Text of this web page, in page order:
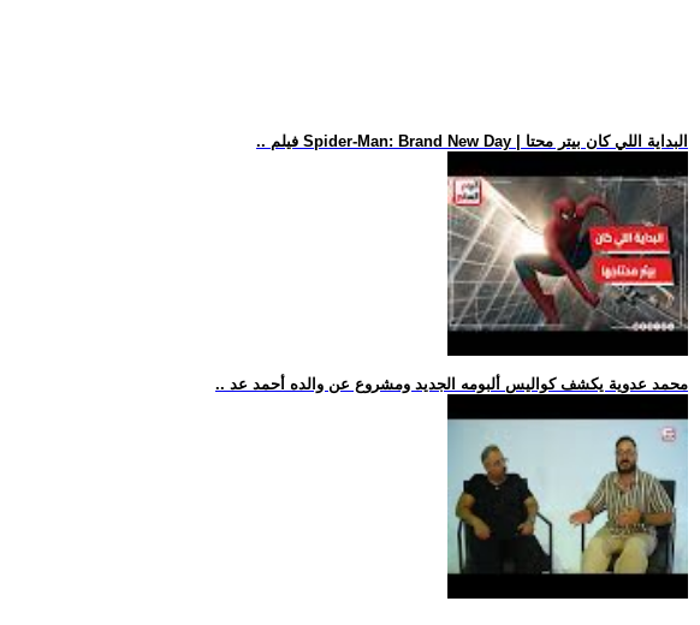
.. فيلم Spider-Man: Brand New Day | البداية اللي كان بيتر محتا
.. محمد عدوية يكشف كواليس ألبومه الجديد ومشروع عن والده أحمد عد